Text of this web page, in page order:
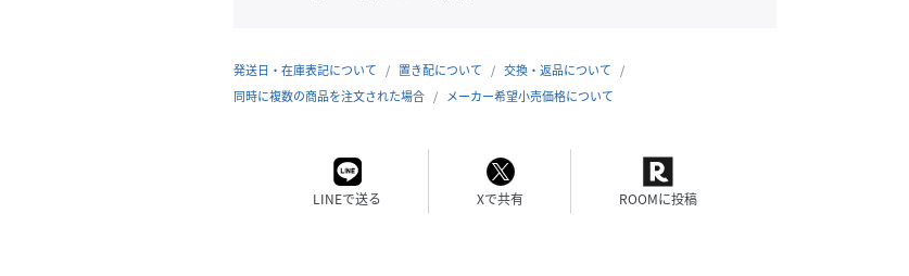
発送日・在庫表記について 置き配について
交換・返品について
同時に複数の商品を注文された場合
メーカー希望小売価格について
LINEで送る Xで共有 ROOMに投稿